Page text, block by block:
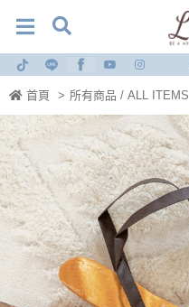
首頁 > 所有商品 / ALL ITEMS